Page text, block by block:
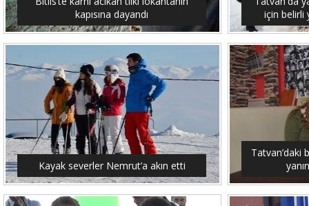
kapısına dayandı
için belirli
Kayak severler Nemrut’a akın etti
Tatvan’daki